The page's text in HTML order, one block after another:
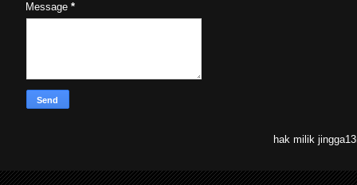
Message*
hak milik